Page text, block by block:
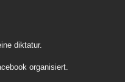
diktatur.
organisiert.